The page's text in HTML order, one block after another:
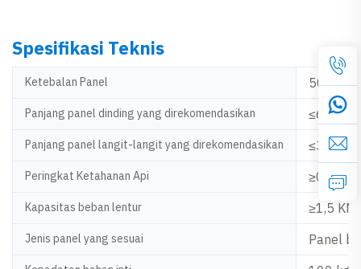
Spesifikasi Teknis
Ketebalan Panel 50 mm
Panjang panel dinding yang direkomendasikan
Panjang panel langit-langit yang direkomendasikan
Peringkat Ketahanan Api ≥0,5 jam
Kapasitas beban lentur ≥1,5
Jenis panel yang sesuai Panel